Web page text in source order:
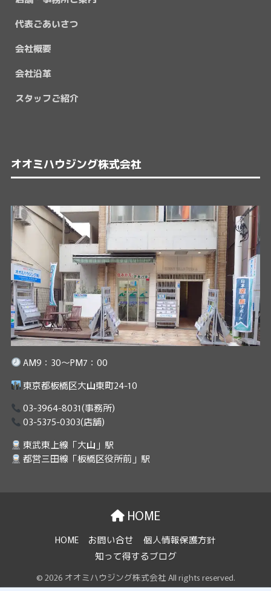
代表ごあいさつ
会社概要
会社沿革
スタッフご紹介
オオミハウジング株式会社
AM9：30～PM7：00
東京都板橋区大山東町24-10
03-3964-8031(事務所)
03-5375-0303(店舗)
東武東上線「大山」駅
都営三田線「板橋区役所前」駅
HOME
HOME お問い合せ
個人情報保護方針
知って得するブログ
© 2026 オオミハウジング株式会社 All rights reserved.